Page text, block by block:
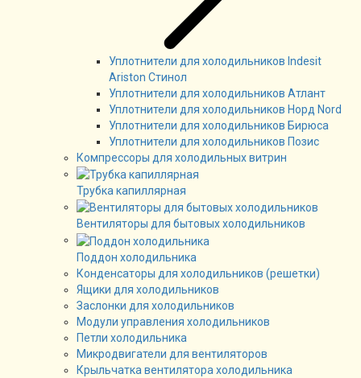
Уплотнители для холодильников Indesit
Ariston Стинол
Уплотнители для холодильников Атлант
Уплотнители для холодильников Норд Nord
Уплотнители для холодильников Бирюса
Уплотнители для холодильников Позис
Компрессоры для холодильных витрин
Трубка капиллярная
Вентиляторы для бытовых холодильников
Поддон холодильника
Конденсаторы для холодильников (решетки)
Ящики для холодильников
Заслонки для холодильников
Модули управления холодильников
Петли холодильника
Микродвигатели для вентиляторов
Крыльчатка вентилятора холодильника